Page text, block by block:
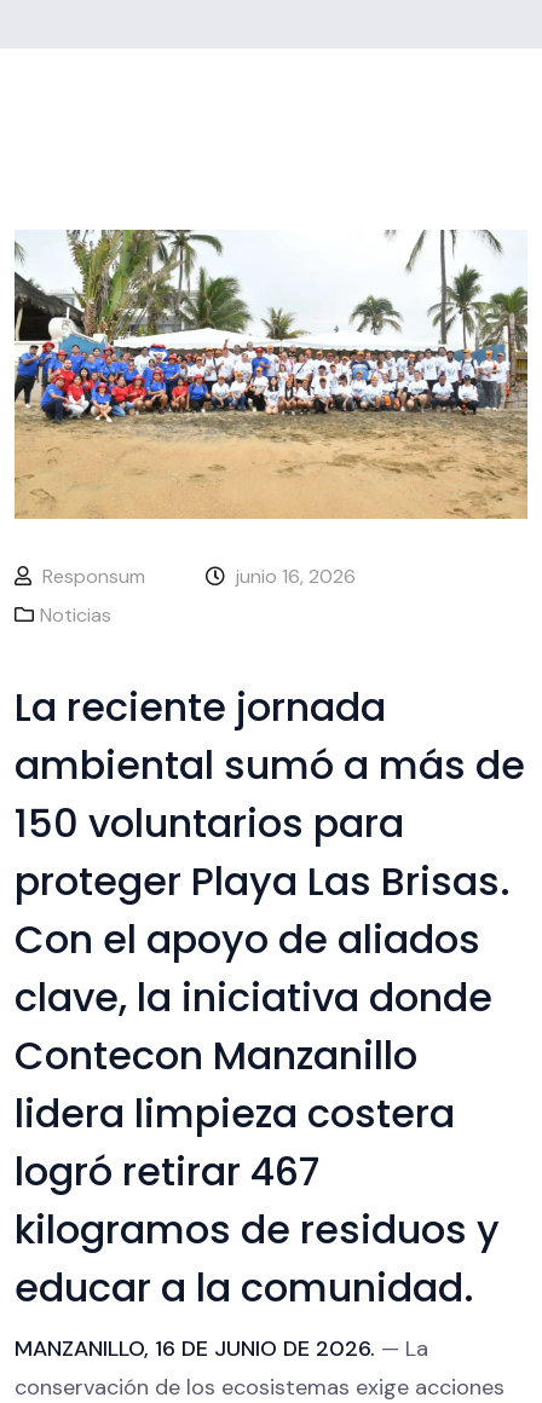
Responsum
junio 16, 2026
Noticias
La reciente jornada
ambiental sumó a más de
150 voluntarios para
proteger Playa Las Brisas.
Con el apoyo de aliados
clave, la iniciativa donde
Contecon Manzanillo
lidera limpieza costera
logró retirar 467
kilogramos de residuos y
educar a la comunidad.
MANZANILLO, 16 DE JUNIO DE 2026. — La
conservación de los ecosistemas exige acciones